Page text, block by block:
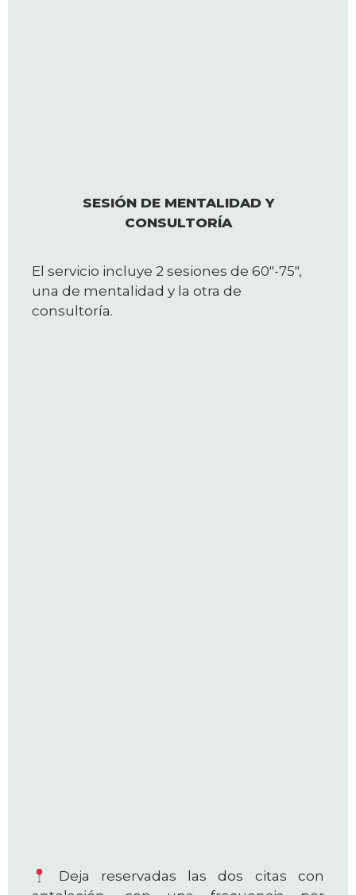
SESIÓN DE MENTALIDAD Y
CONSULTORÍA
El servicio incluye 2 sesiones de 60″-75″,
una de mentalidad y la otra de
consultoría.
Deja reservadas las dos citas con